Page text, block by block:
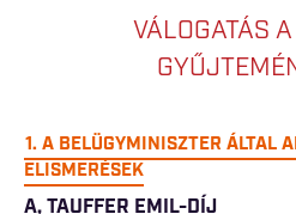
VÁLOGATÁS
1. A BELÜGYMINISZTER ÁLTAL
ELISMERÉSEK
A, TAUFFER EMIL-DÍJ